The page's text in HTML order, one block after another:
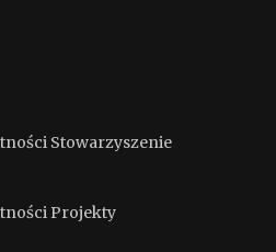
Stowarzyszenie
Projekty